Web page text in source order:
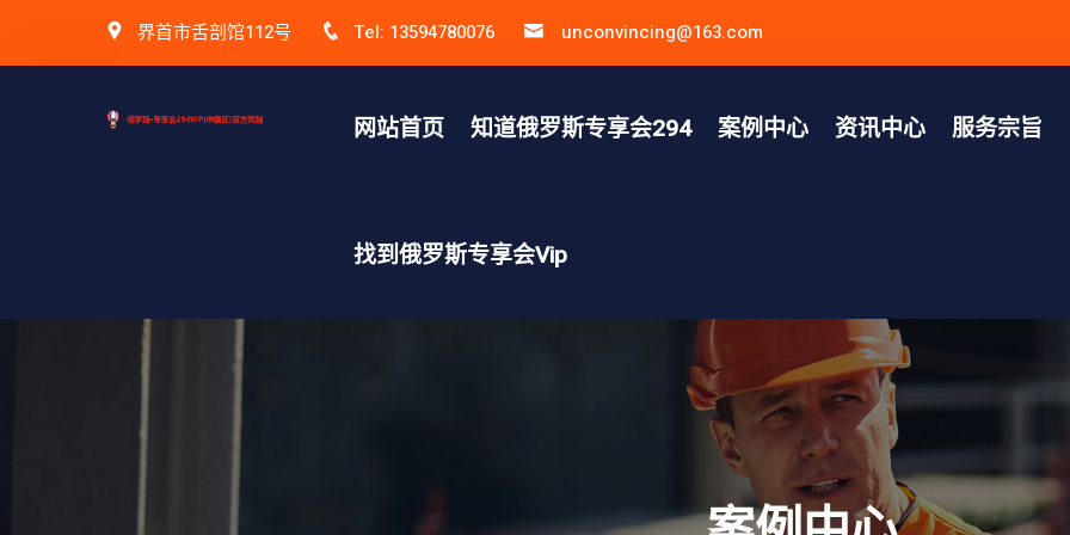
界首市舌剖馆112号 Tel: 13594780076 unconvincing@163.com
网站首页 知道俄罗斯专享会294 案例中心 资讯中心 服务宗旨
找到俄罗斯专享会vip